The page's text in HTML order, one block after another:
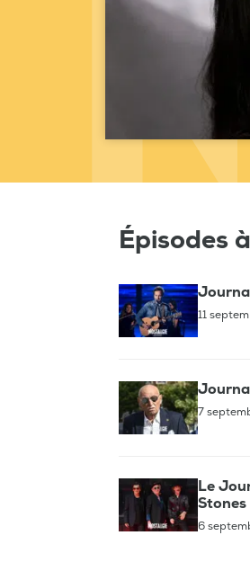
Épisodes
11
7
Le
6